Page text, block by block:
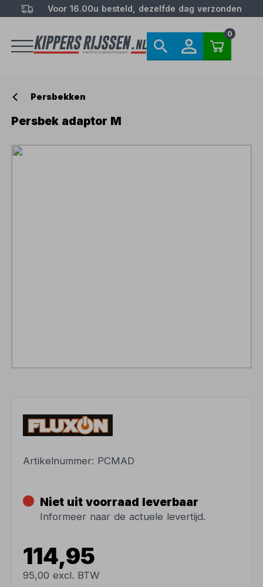
Voor 16.00u besteld, dezelfde dag verzonden
0
Persbekken
Persbek adaptor M
Artikelnummer: PCMAD
Niet uit voorraad leverbaar
Informeer naar de actuele levertijd.
114,95
95,00 excl. BTW